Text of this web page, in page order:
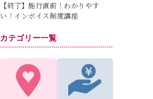
【終了】施行直前！わかりやす
い！インボイス制度講座
カテゴリー一覧